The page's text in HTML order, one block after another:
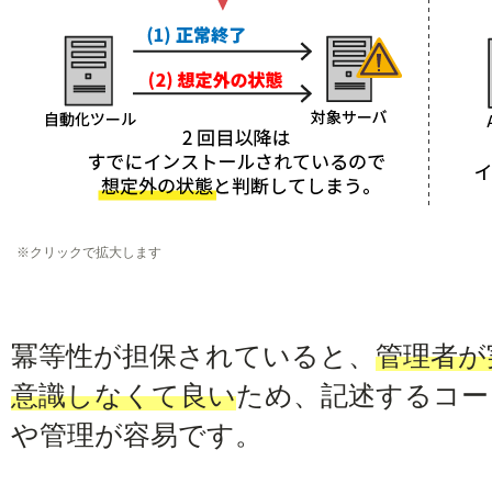
※クリックで拡大します
冪等性が担保されていると、 管理者
意識しなくて良いため、記述するコ
や管理が容易です。